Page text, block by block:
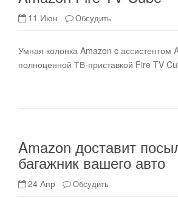
11 Июн Обсудить
Умная колонка Amazon c ассистентом
полноценной ТВ-приставкой Fire TV
Amazon доставит
багажник вашего авто
24 Апр Обсудить